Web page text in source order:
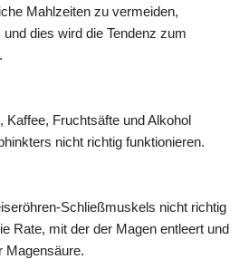
Mahlzeiten zu vermeiden,
dies wird die Tendenz zum
Kaffee, Fruchtsäfte und Alkohol
nicht richtig funktionieren.
Schließmuskels nicht richtig
Rate, mit der der Magen entleert und
Magensäure.